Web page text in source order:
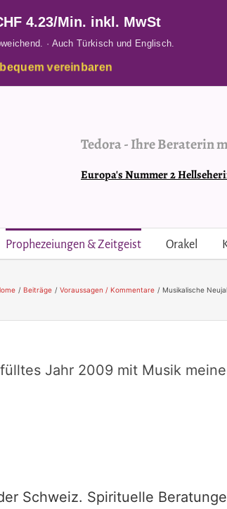
4.23/Min. inkl. MwSt
· Auch Türkisch und Englisch.
vereinbaren
Tedora-Ihre Beraterin
Europa's Nummer 2
Prophezeiungen & Zeitgeist Orakel
Beiträge Voraussagen / Kommentare Musikalische
Jahr 2009 mit Musik
Schweiz. Spirituelle